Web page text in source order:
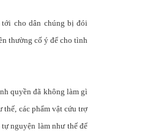
tới cho dân chúng bị đói
thường cố ý để cho tình
quyền đã không làm gì
thế, các phẩm vật cứu trợ
nguyện làm như thế để